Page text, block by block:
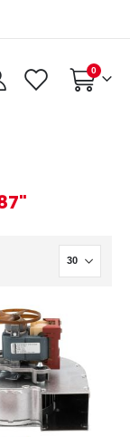
Warenkorb
0Artikel